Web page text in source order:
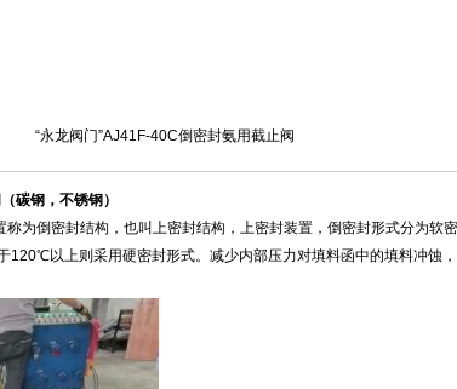
“永龙阀门”AJ41F-40C倒密封氨用截止阀
碳钢，不锈钢）
为倒密封结构，也叫上密封结构，上密封装置，倒密封形式分为软
120℃以上则采用硬密封形式。减少内部压力对填料函中的填料冲蚀